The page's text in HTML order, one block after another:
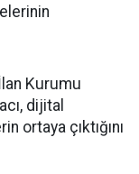
Kurumu
dijital
ortaya çıktığını